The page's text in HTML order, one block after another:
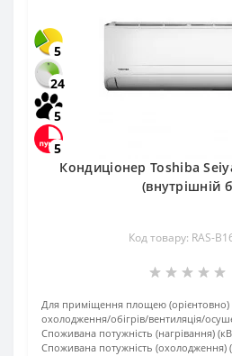
5
24
5
5
Кондиціонер Toshiba
(внутрішній
Код товару: RAS-
Для приміщення площею (орієнтовно)
охолодження/обігрів/вентиляція/
Споживана потужність (нагрівання)
Споживана потужність (охолодження)